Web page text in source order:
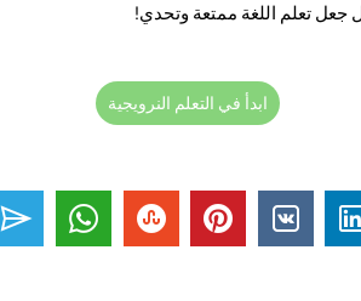
تعلم اللغة ممتعة وتحدي!
ابدأ في التعلم النرويجية